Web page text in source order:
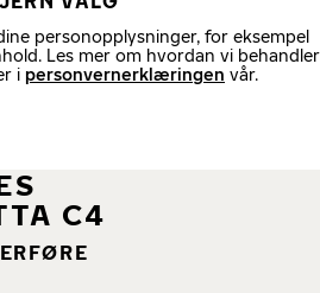
personopplysninger, for eksempel
Les mer om hvordan vi behandler
i personvernerklæringen vår.
C4